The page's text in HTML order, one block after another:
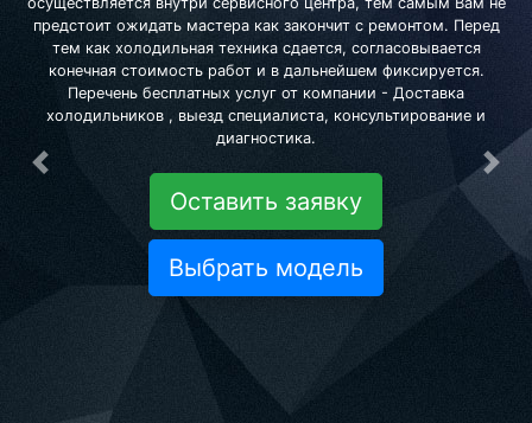
предстоит ожидать мастера как закончит с ремонтом. Перед
тем как холодильная техника сдается, согласовывается
конечная стоимость работ и в дальнейшем фиксируется.
Перечень бесплатных услуг от компании - Доставка
холодильников , выезд специалиста, консультирование и
диагностика.
Оставить заявку
Выбрать модель
Предыдущая